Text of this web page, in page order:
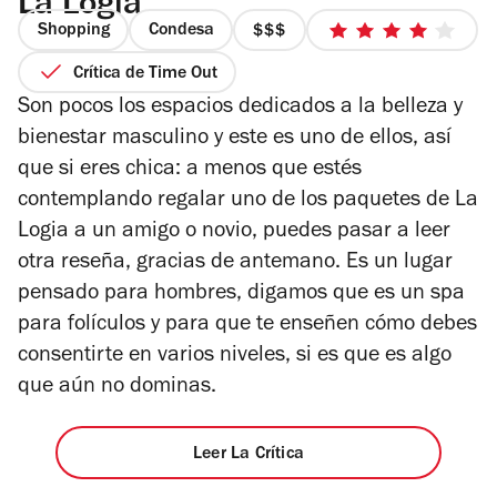
La Logia
Shopping Condesa
precio
de
4
Crítica de Time Out
Son pocos los espacios dedicados a la belleza y
bienestar masculino y este es uno de ellos, así
que si eres chica: a menos que estés
contemplando regalar uno de los paquetes de La
Logia a un amigo o novio, puedes pasar a leer
otra reseña, gracias de antemano. Es un lugar
pensado para hombres, digamos que es un spa
para folículos y para que te enseñen cómo debes
consentirte en varios niveles, si es que es algo
que aún no dominas.
Leer La Crítica